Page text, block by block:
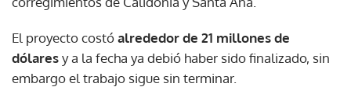
El proyecto costóalrededor de 21 millones de
dólaresy a la fecha ya debió haber sido finalizado, sin
embargo el trabajo sigue sin terminar.